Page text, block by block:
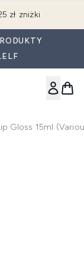
zł zniżki
Gloss 15ml